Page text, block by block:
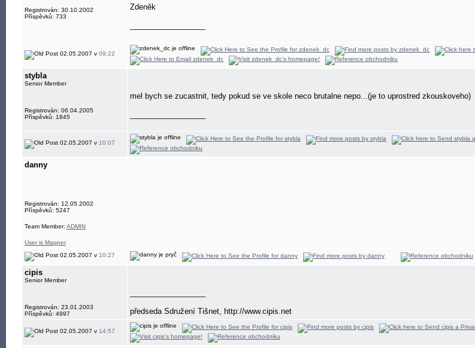
Registrován: 30.10.2002
Příspěvků: 733
Zdeněk
02.05.2007 v 09:22
stybla
Senior Member
Registrován: 06.04.2005
Příspěvků: 1845
mel bych se zucastnit, tedy pokud se ve skole neco brutalne nepo...(je to uprostred zkouskoveho)
02.05.2007 v 10:07
danny
Registrován: 12.05.2002
Příspěvků: 5247
Team Member: ADMIN
User is Mapper
02.05.2007 v 10:27
cipis
Senior Member
Registrován: 23.01.2003
Příspěvků: 4997
předseda Sdružení Tišnet, http://www.cipis.net
02.05.2007 v 14:57